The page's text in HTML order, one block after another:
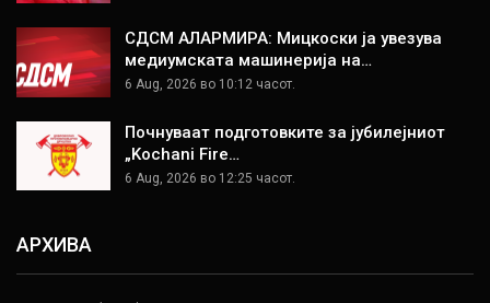
СДСМ АЛАРМИРА: Мицкоски ја увезува
медиумската машинерија на…
6 Aug, 2026 во 10:12 часот.
Почнуваат подготовките за јубилејниот
„Kochani Fire…
6 Aug, 2026 во 12:25 часот.
АРХИВА